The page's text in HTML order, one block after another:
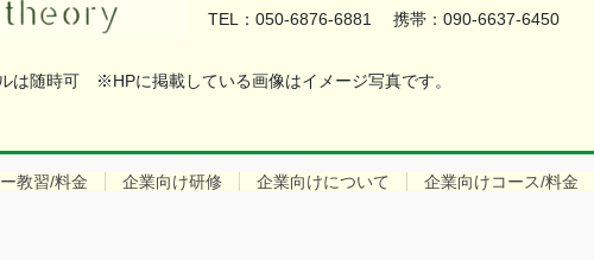
TEL：050-6876-6881 携帯：090-6637-6450
は随時可 ※HPに掲載している画像はイメージ写真です。
教習/料金 企業向け研修 企業向けについて 企業向けコース/料金